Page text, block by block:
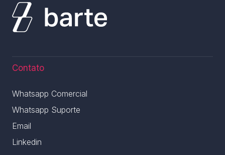
Contato
Whatsapp Comercial
Whatsapp Suporte
Email
Linkedin